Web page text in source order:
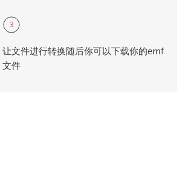
3
让文件进行转换随后你可以下载你的emf
文件